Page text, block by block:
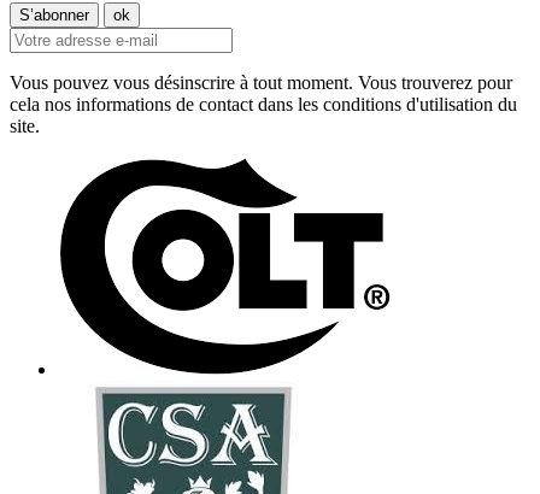
Vous pouvez vous désinscrire à tout moment. Vous trouverez pour
cela nos informations de contact dans les conditions d'utilisation du
site.